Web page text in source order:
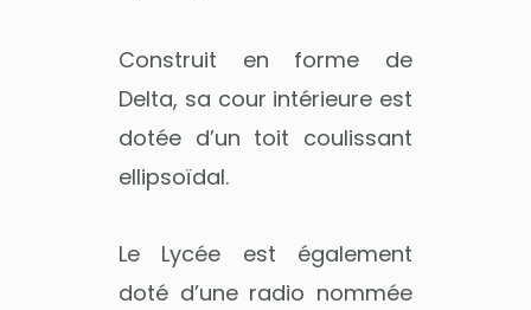
Construit en forme de
Delta, sa cour intérieure est
dotée d’un toit coulissant
ellipsoïdal.
Le Lycée est également
doté d’une radio nommée